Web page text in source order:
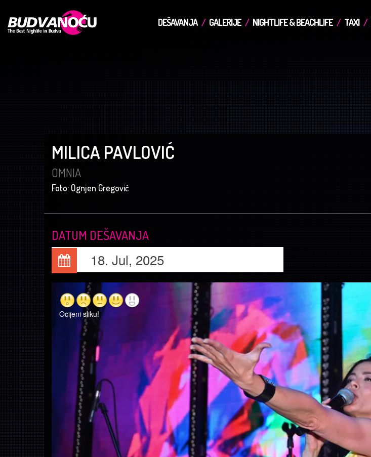
DEŠAVANJA GALERIJE NIGHTLIFE & BEACHLIFE TAXI
MILICA PAVLOVIĆ
OMNIA
Foto: Ognjen Gregović
DATUM DEŠAVANJA
18. Jul, 2025
Ocijeni sliku!